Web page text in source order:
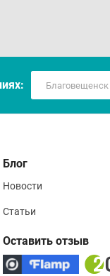
Блог
Новости
Статьи
Оставить отзыв